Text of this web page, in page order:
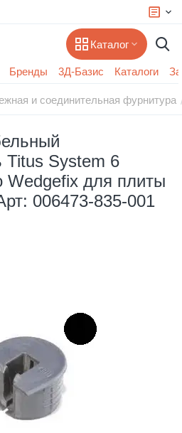
Каталог
Бренды 3Д-Базис Каталоги
и соединительная фурнитура
Titus System 6
Wedgefix для плиты
006473-835-001